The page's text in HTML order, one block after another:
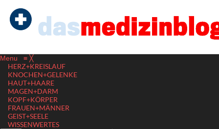
Menu ≡ ╳
HERZ+KREISLAUF
KNOCHEN+GELENKE
HAUT+HAARE
MAGEN+DARM
KOPF+KÖRPER
FRAUEN+MÄNNER
GEIST+SEELE
WISSENWERTES